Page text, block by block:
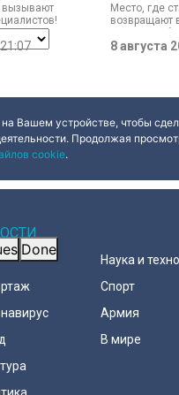
Done
вызывают
боевой топор
21:07
до
Место, где
возвращают
двигаться
отмечает
и ортопедии
8 августа
Вашем устройстве, чтобы
Продолжая
cookie.
Наука и
Спорт
Армия
В мире